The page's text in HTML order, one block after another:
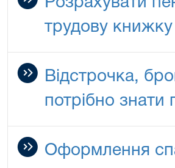
трудову
Відстрочка,
потрібно знати
Оформлення